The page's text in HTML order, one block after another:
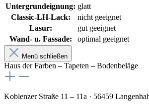
Untergrundeignung: glatt
Classic-LH-Lack:
nicht geeignet
Lasur:
gut geeignet
Wand- u. Fassade:
optimal geeignet
Menü schließen
Haus der Farben – Tapeten – Bodenbeläge
Koblenzer Straße 11 – 11a · 56459